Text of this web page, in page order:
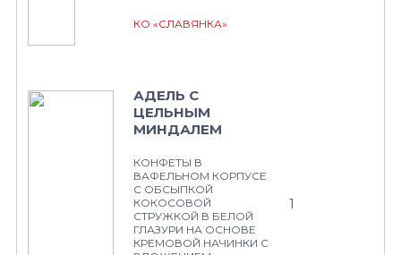
КО «СЛАВЯНКА»
АДЕЛЬ С
ЦЕЛЬНЫМ
МИНДАЛЕМ
КОНФЕТЫ В
ВАФЕЛЬНОМ КОРПУСЕ
С ОБСЫПКОЙ
КОКОСОВОЙ
СТРУЖКОЙ В БЕЛОЙ
ГЛАЗУРИ НА ОСНОВЕ
КРЕМОВОЙ НАЧИНКИ С
1